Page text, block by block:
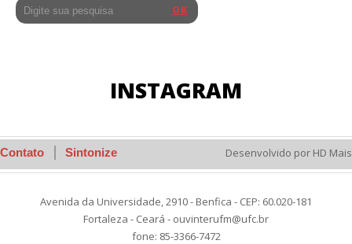
INSTAGRAM
Contato Sintonize Desenvolvido por HD Mais
Avenida da Universidade, 2910 - Benfica - CEP: 60.020-181
Fortaleza - Ceará - ouvinterufm@ufc.br
fone: 85-3366-7472